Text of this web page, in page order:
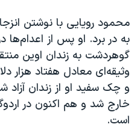
محمود رویایی با نوشتن
وثیقه‌ای معادل هفتاد هزار
است.